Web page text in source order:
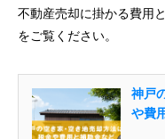
不動産売却に掛かる費用
をご覧ください。
神戸
や費